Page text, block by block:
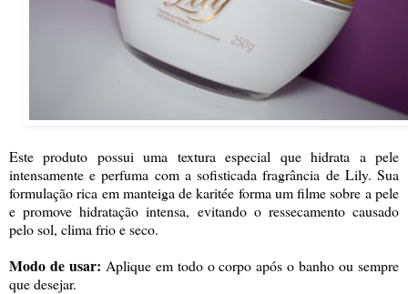
Este produto possui uma textura especial que hidrata a pele
intensamente e perfuma com a sofisticada fragrância de Lily. Sua
formulação rica em manteiga de karitée forma um filme sobre a pele
e promove hidratação intensa, evitando o ressecamento causado
pelo sol, clima frio e seco.
Modo de usar: Aplique em todo o corpo após o banho ou sempre
que desejar.